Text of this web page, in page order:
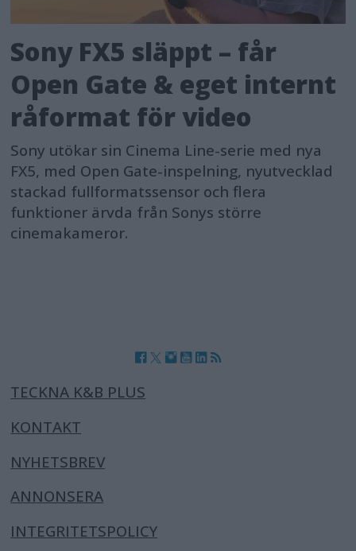
Sony FX5 släppt – får
Open Gate & eget internt
råformat för video
Sony utökar sin Cinema Line-serie med nya
FX5, med Open Gate-inspelning, nyutvecklad
stackad fullformatssensor och flera
funktioner ärvda från Sonys större
cinemakameror.
TECKNA K&B PLUS
KONTAKT
NYHETSBREV
ANNONSERA
INTEGRITETSPOLICY